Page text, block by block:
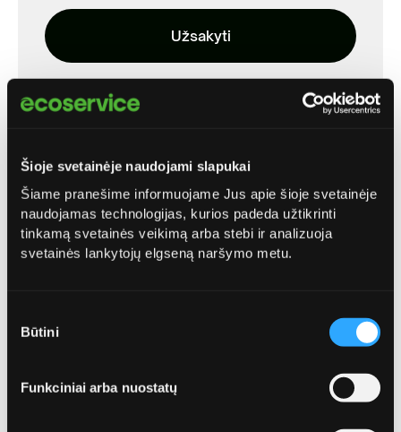
Šioje svetainėje naudojami slapukai
Šiame pranešime informuojame Jus apie šioje svetainėje
naudojamas technologijas, kurios padeda užtikrinti
tinkamą svetainės veikimą arba stebi ir analizuoja
svetainės lankytojų elgseną naršymo metu.
pasirinkimas
Būtini
Funkciniai arba nuostatų
Užsakyti
Mechanizuotas sniego
valymas be išvežimo
teritorijos plotą, užstatymą, oro sąlygas ir sniego